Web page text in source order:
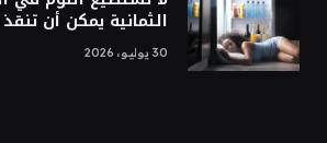
الثمانية يمكن أن
30 يوليو، 2026